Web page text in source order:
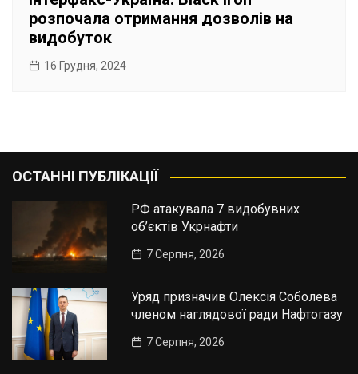
розпочала отримання дозволів на
видобуток
16 Грудня, 2024
ОСТАННІ ПУБЛІКАЦІЇ
РФ атакувала 7 видобувних
об’єктів Укрнафти
7 Серпня, 2026
Уряд призначив Олексія Соболева
членом наглядової ради Нафтогазу
7 Серпня, 2026